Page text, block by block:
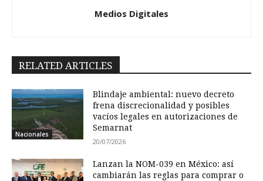
Medios Digitales
RELATED ARTICLES
Nacionales
Blindaje ambiental: nuevo decreto
frena discrecionalidad y posibles
vacíos legales en autorizaciones de
Semarnat
20/07/2026
Lanzan la NOM-039 en México: así
cambiarán las reglas para comprar o